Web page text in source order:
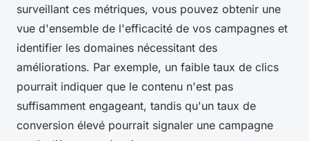
surveillant ces métriques, vous pouvez obtenir une
vue d'ensemble de l'efficacité de vos campagnes et
identifier les domaines nécessitant des
améliorations. Par exemple, un faible taux de clics
pourrait indiquer que le contenu n'est pas
suffisamment engageant, tandis qu'un taux de
conversion élevé pourrait signaler une campagne